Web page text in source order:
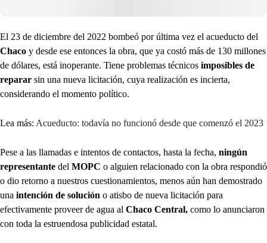
El 23 de diciembre del 2022 bombeó por última vez el acueducto del
Chaco y desde ese entonces la obra, que ya costó más de 130 millones
de dólares, está inoperante. Tiene problemas técnicos imposibles de
reparar sin una nueva licitación, cuya realización es incierta,
considerando el momento político.
Lea más: Acueducto: todavía no funcionó desde que comenzó el 2023
Pese a las llamadas e intentos de contactos, hasta la fecha, ningún
representante del MOPC o alguien relacionado con la obra respondió
o dio retorno a nuestros cuestionamientos, menos aún han demostrado
una intención de solución o atisbo de nueva licitación para
efectivamente proveer de agua al Chaco Central, como lo anunciaron
con toda la estruendosa publicidad estatal.